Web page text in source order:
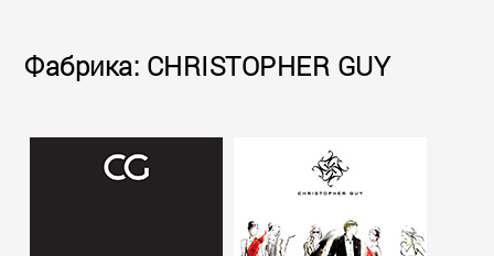
Фабрика: CHRISTOPHER GUY